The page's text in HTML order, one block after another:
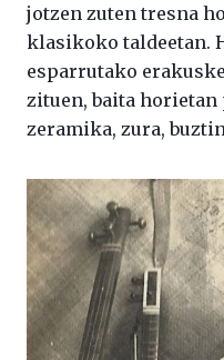
jotzen zuten tresna
klasikoko taldeetan.
esparrutako
zituen, baita horietan
zeramika, zura,